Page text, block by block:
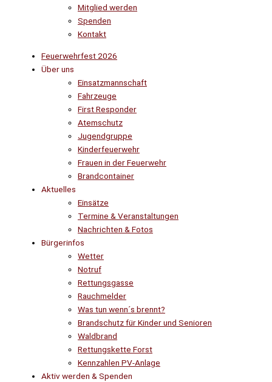
Mitglied werden
Spenden
Kontakt
Feuerwehrfest 2026
Über uns
Einsatzmannschaft
Fahrzeuge
First Responder
Atemschutz
Jugendgruppe
Kinderfeuerwehr
Frauen in der Feuerwehr
Brandcontainer
Aktuelles
Einsätze
Termine & Veranstaltungen
Nachrichten & Fotos
Bürgerinfos
Wetter
Notruf
Rettungsgasse
Rauchmelder
Was tun wenn´s brennt?
Brandschutz für Kinder und Senioren
Waldbrand
Rettungskette Forst
Kennzahlen PV-Anlage
Aktiv werden & Spenden